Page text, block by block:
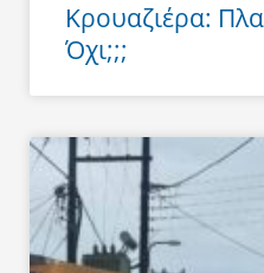
Κρουαζιέρα:
Όχι;;;